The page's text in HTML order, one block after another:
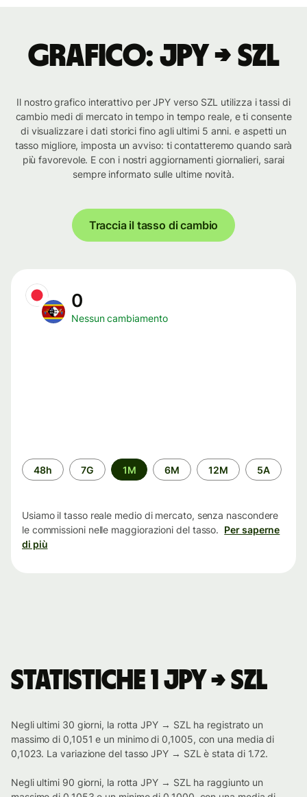
Grafico: JPY → SZL
Il nostro grafico interattivo per JPY verso SZL utilizza i tassi di
cambio medi di mercato in tempo in tempo reale, e ti consente
di visualizzare i dati storici fino agli ultimi 5 anni. e aspetti un
tasso migliore, imposta un avviso: ti contatteremo quando sarà
più favorevole. E con i nostri aggiornamenti giornalieri, sarai
sempre informato sulle ultime novità.
Traccia il tasso di cambio
0
Nessun cambiamento
Periodo
di
48h 7G 1M 6M 12M 5A
Usiamo il tasso reale medio di mercato, senza nascondere
le commissioni nelle maggiorazioni del tasso. Per saperne
di più
Statistiche 1 JPY → SZL
Negli ultimi 30 giorni, la rotta JPY → SZL ha registrato un
massimo di 0,1051 e un minimo di 0,1005, con una media di
0,1023. La variazione del tasso JPY → SZL è stata di 1.72.
Negli ultimi 90 giorni, la rotta JPY → SZL ha raggiunto un